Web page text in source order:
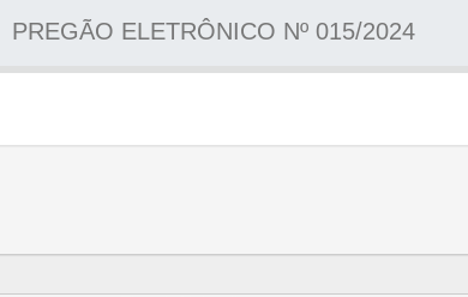
PREGÃO ELETRÔNICO Nº 015/2024